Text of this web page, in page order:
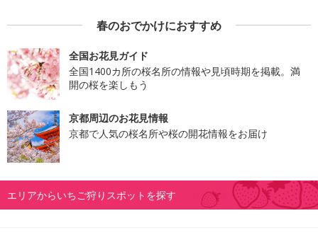
春のおでかけにおすすめ
全国お花見ガイド
全国1400カ所の桜名所の情報や見頃時期を掲載。満
開の桜を楽しもう
京都周辺のお花見情報
京都で人気の桜名所や桜の開花情報をお届け
エリアからいちご狩りスポットを探す